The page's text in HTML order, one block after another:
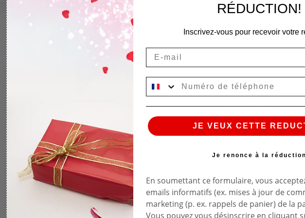
Description Détails
Transformez votre brasero
Vous cherchez à
plus loin ! Nos
pour transformer votre
elle, vous pouvez griller
Faites griller vos plats
bois.
RÉDUCTION!
Inscrivez-vous pour recevoir votre
JE VEUX CETTE
Je renonce à la réduction
En soumettant ce formulaire, vous
emails informatifs (ex. mises à jour de
marketing (p. ex. rappels de panier) de la
Vous pouvez vous désinscrire en cliquant